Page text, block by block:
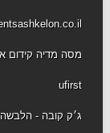
מסה מדיה קידום
ufirst
ג׳ק קובה -